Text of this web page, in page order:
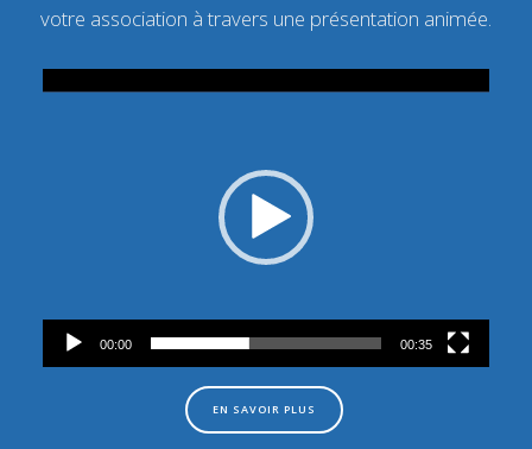
votre association à travers une présentation animée.
00:00 00:35
EN SAVOIR PLUS